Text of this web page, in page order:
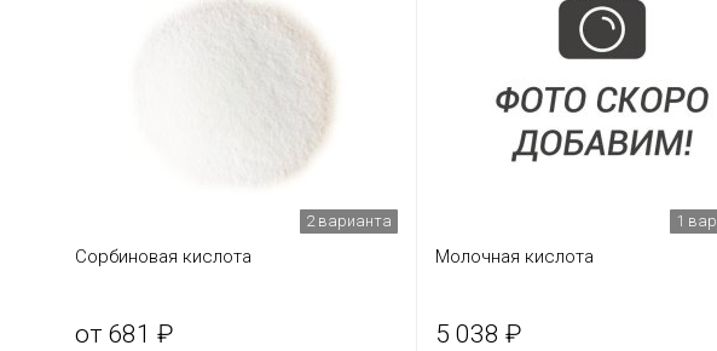
2 варианта
Сорбиновая кислота
от 681 ₽
1
Молочная кислота
5 038 ₽